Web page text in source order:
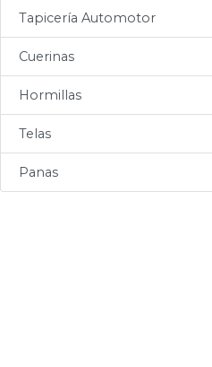
Tapicería Automotor
Cuerinas
Hormillas
Telas
Panas